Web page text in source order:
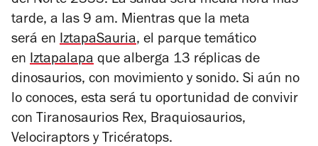
tarde, a las 9 am. Mientras que la meta
será en IztapaSauria, el parque temático
en Iztapalapa que alberga 13 réplicas de
dinosaurios, con movimiento y sonido. Si aún no
lo conoces, esta será tu oportunidad de convivir
con Tiranosaurios Rex, Braquiosaurios,
Velociraptors y Tricératops.